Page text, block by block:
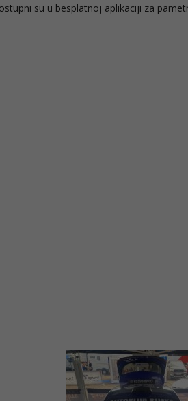
su u besplatnoj aplikaciji za